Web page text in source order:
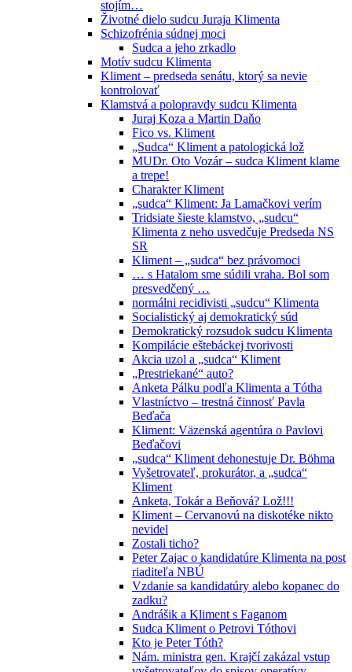
stojím…
Životné dielo sudcu Juraja Klimenta
Schizofrénia súdnej moci
Sudca a jeho zrkadlo
Motív sudcu Klimenta
Kliment – predseda senátu, ktorý sa nevie
kontrolovať
Klamstvá a polopravdy sudcu Klimenta
Juraj Koza a Martin Daňo
Fico vs. Kliment
„Sudca“ Kliment a patologická lož
MUDr. Oto Vozár – sudca Kliment klame
a trepe!
Charakter Kliment
„sudca“ Kliment: Ja Lamačkovi verím
Tridsiate šieste klamstvo, „sudcu“
Klimenta z neho usvedčuje Predseda NS
SR
Kliment – „sudca“ bez právomoci
… s Hatalom sme súdili vraha. Bol som
presvedčený …
normálni recidivisti „sudcu“ Klimenta
Socialistický aj demokratický súd
Demokratický rozsudok sudcu Klimenta
Kompilácie eštebáckej tvorivosti
Akcia uzol a „sudca“ Kliment
„Prestriekané“ auto?
Anketa Pálku podľa Klimenta a Tótha
Vlastníctvo – trestná činnosť Pavla
Beďača
Kliment: Väzenská agentúra o Pavlovi
Beďačovi
„sudca“ Kliment dehonestuje Dr. Böhma
Vyšetrovateľ, prokurátor, a „sudca“
Kliment
Anketa, Tokár a Beňová? Lož!!!
Kliment – Cervanovú na diskotéke nikto
nevidel
Zostali ticho?
Peter Zajac o kandidatúre Klimenta na post
riaditeľa NBÚ
Vzdanie sa kandidatúry alebo kopanec do
zadku?
Andrášik a Kliment s Faganom
Sudca Kliment o Petrovi Tóthovi
Kto je Peter Tóth?
Nám. ministra gen. Krajčí zakázal vstup